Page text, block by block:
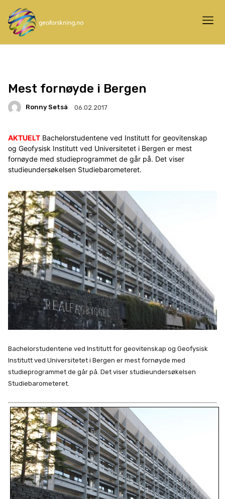
Mest fornøyde i Bergen
Ronny Setså 06.02.2017
AKTUELT Bachelorstudentene ved Institutt for geovitenskap
og Geofysisk Institutt ved Universitetet i Bergen er mest
fornøyde med studieprogrammet de går på. Det viser
studieundersøkelsen Studiebarometeret.
Bachelorstudentene ved Institutt for geovitenskap og Geofysisk
Institutt ved Universitetet i Bergen er mest fornøyde med
studieprogrammet de går på. Det viser studieundersøkelsen
Studiebarometeret.